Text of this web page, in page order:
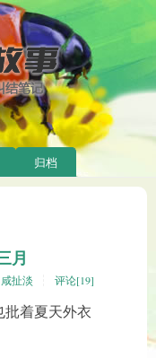
归档
月
咸扯淡 评论[19]
着夏天外衣